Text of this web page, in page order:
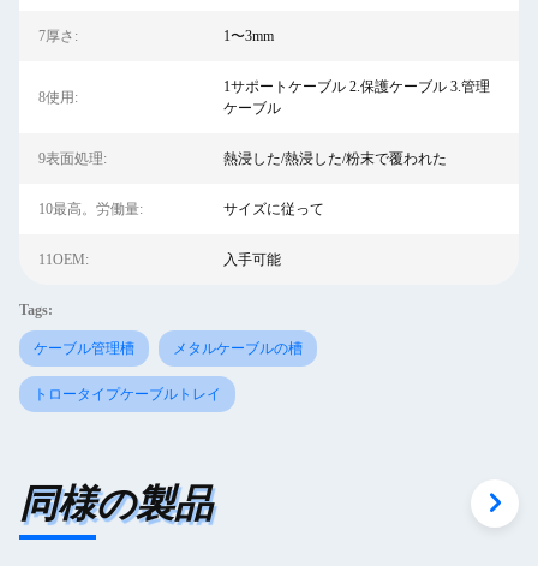
7厚さ: 1〜3mm
8使用:
1サポートケーブル 2.保護ケーブル 3.管理
ケーブル
9表面処理: 熱浸した/熱浸した/粉末で覆われた
10最高。労働量: サイズに従って
11OEM: 入手可能
Tags:
ケーブル管理槽 メタルケーブルの槽
トロータイプケーブルトレイ
同様の製品